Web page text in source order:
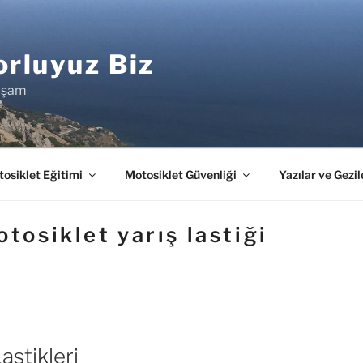
Biz
Eğitimi Motosiklet Güvenliği Yazılar ve
yarış lastiği